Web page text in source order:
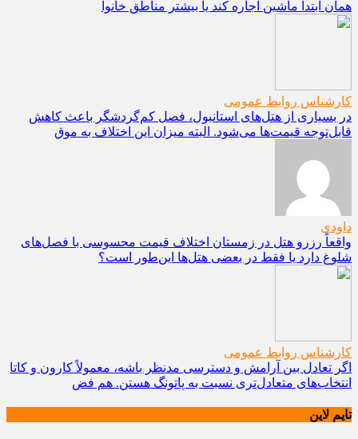
همان ابتدا ماشین اجاره کند یا بیشتر مناطق خانوا
کارشناس روابط عمومی
در بسیاری از هتل‌های استانبول، فصل کم‌گردشگر باعث کاهش
قابل‌توجه قیمت‌ها می‌شود. البته میزان این اختلاف به موق
داودی
واقعاً رزرو هتل در زمستان اختلاف قیمت محسوسی با فصل‌های
شلوغ دارد یا فقط در بعضی هتل‌ها این‌طور است؟
کارشناس روابط عمومی
اگر تعادل بین آرامش و دسترسی مدنظر باشه، معمولاً کارون و کاتا
انتخاب‌های متعادل‌تری نسبت به پاتونگ هستن. هم فض
تایم لاین